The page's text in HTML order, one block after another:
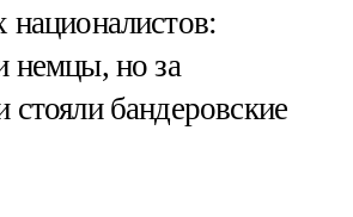
националистов:
немцы, но за
стояли бандеровские